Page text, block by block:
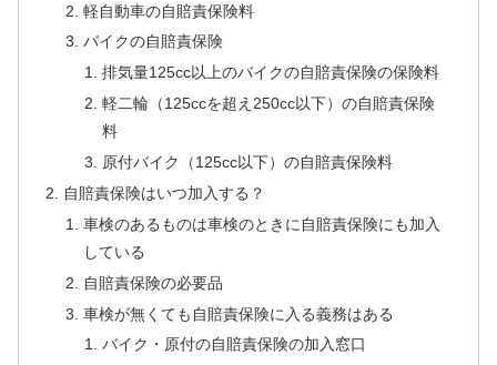
軽自動車の自賠責保険料
バイクの自賠責保険
排気量125cc以上のバイクの自賠責保険の保険料
軽二輪（125ccを超え250cc以下）の自賠責保険
料
原付バイク（125cc以下）の自賠責保険料
自賠責保険はいつ加入する？
車検のあるものは車検のときに自賠責保険にも加入
している
自賠責保険の必要品
車検が無くても自賠責保険に入る義務はある
バイク・原付の自賠責保険の加入窓口